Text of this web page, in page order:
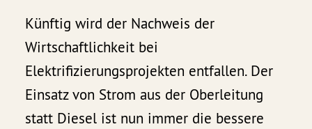
Künftig wird der Nachweis der
Wirtschaftlichkeit bei
Elektrifizierungsprojekten entfallen. Der
Einsatz von Strom aus der Oberleitung
statt Diesel ist nun immer die bessere